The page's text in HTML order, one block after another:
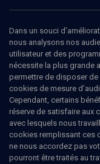
Dans un souci
nous analysons nos
utilisateur et des
nécessite la plus grande
permettre de disposer
cookies de mesure
Cependant, certains
réserve de satisfaire aux
avec lesquels nous
cookies remplissant ces
ne nous accordez pas
pourront être traités au